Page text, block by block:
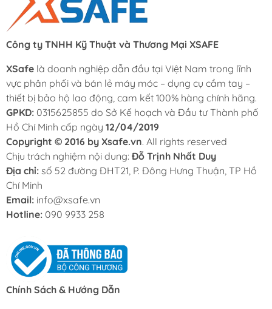
Công ty TNHH Kỹ Thuật và Thương Mại XSAFE
XSafe là doanh nghiệp dẫn đầu tại Việt Nam trong lĩnh
vực phân phối và bán lẻ máy móc – dụng cụ cầm tay –
thiết bị bảo hộ lao động, cam kết 100% hàng chính hãng.
GPKD: 0315625855 do Sở Kế hoạch và Đầu tư Thành phố
Hồ Chí Minh cấp ngày 12/04/2019
Copyright © 2016 by Xsafe.vn. All rights reserved
Chịu trách nghiệm nội dung: Đỗ Trịnh Nhất Duy
Địa chỉ: số 52 đường ĐHT21, P. Đông Hưng Thuận, TP Hồ
Chí Minh
Email: info@xsafe.vn
Hotline: 090 9933 258
Chính Sách & Hướng Dẫn